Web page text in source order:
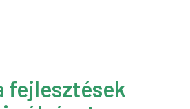
fejlesztések